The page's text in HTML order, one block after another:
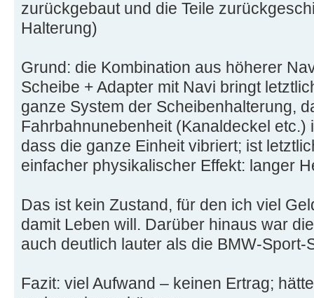
zurückgebaut und die Teile
Halterung)
Grund: die Kombination aus höherer
Scheibe + Adapter mit Navi bringt
ganze System der Scheibenhalterung,
Fahrbahnunebenheit (Kanaldeckel etc.)
dass die ganze Einheit vibriert; ist
einfacher physikalischer Effekt: langer
Das ist kein Zustand, für den ich viel
damit Leben will. Darüber hinaus war
auch deutlich lauter als die BMW-Sport-
Fazit: viel Aufwand – keinen Ertrag;